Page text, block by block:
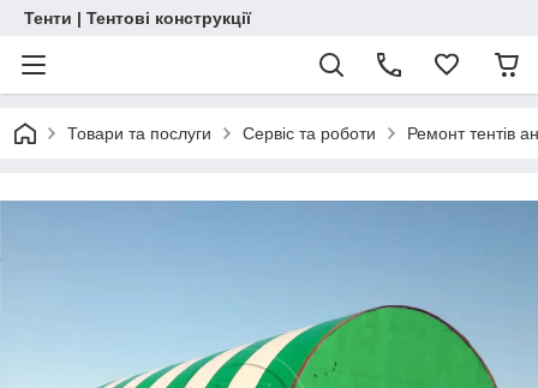
Тенти | Тентові конструкції
Товари та послуги Сервіс та роботи Ремонт тентів